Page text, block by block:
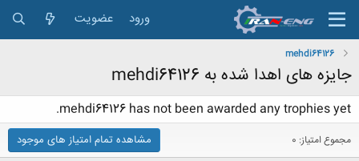
ورود عضویت
mehdi64126
جایزه های اهدا شده به mehdi64126
mehdi64126 has not been awarded any trophies yet.
مجموع امتیاز: 0 مشاهده تمام امتیاز های موجود